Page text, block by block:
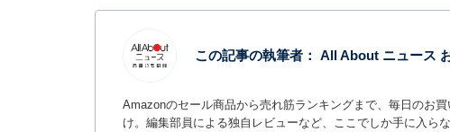
この記事の執筆者： All About ニュース
Amazonのセール商品から売れ筋ランキングまで、毎日のお
け。編集部員による独自レビューなど、ここでしか手に入ら